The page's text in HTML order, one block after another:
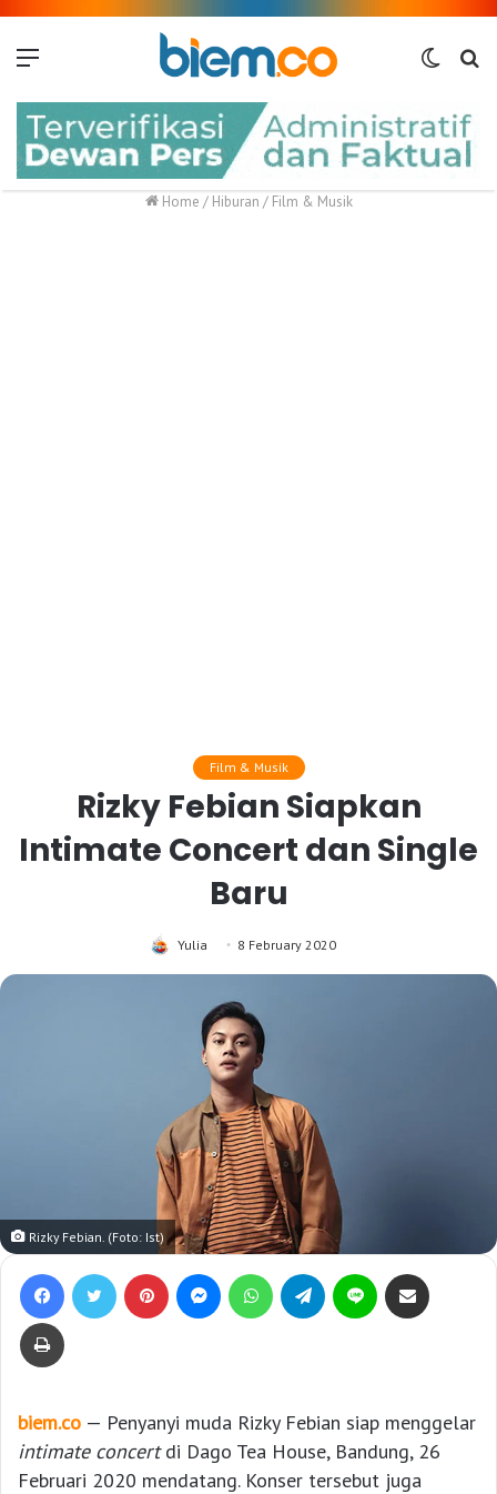
Switch
Home / Hiburan / Film & Musik
Film & Musik
Rizky Febian Siapkan
Intimate Concert dan Single
Baru
Yulia 8 February 2020
Rizky Febian. (Foto: Ist)
biem.co — Penyanyi muda Rizky Febian siap menggelar
intimate concertdi Dago Tea House, Bandung, 26
Februari 2020 mendatang. Konser tersebut juga